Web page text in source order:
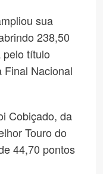
sua
238,50
pelo título
Final Nacional
Cobiçado, da
Touro do
44,70 pontos